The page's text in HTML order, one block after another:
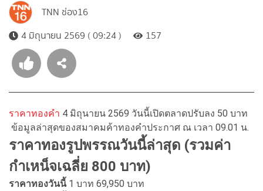
TNN ช่อง16
4 มิถุนายน 2569 ( 09:24 )
157
ราคาทองคำ 4 มิถุนายน 2569 วันนี้เปิดตลาดปรับลง 50 บาท
ข้อมูลล่าสุดของสมาคมค้าทองคำประกาศ ณ เวลา 09.01 น.
ราคาทองรูปพรรณวันนี้ล่าสุด (รวมค่า
กำเหน็จเฉลี่ย 800 บาท)
ราคาทองวันนี้ 1 บาท 69,950 บาท